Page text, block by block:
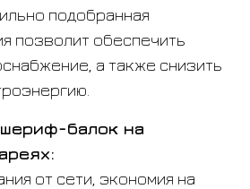
подобранная
позволит обеспечить
а также снизить
балок на
от сети, экономия на